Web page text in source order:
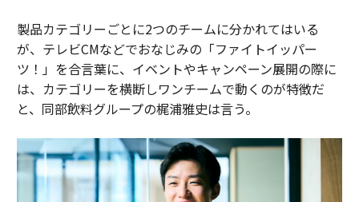
製品カテゴリーごとに2つのチームに分かれてはいる
が、テレビCMなどでおなじみの「ファイトイッパー
ツ！」を合言葉に、イベントやキャンペーン展開の際に
は、カテゴリーを横断しワンチームで動くのが特徴だ
と、同部飲料グループの梶浦雅史は言う。